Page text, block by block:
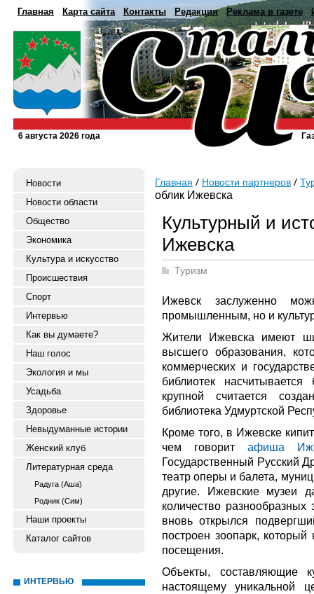
Главная Карта сайта Контакты Редакция Реклама в газете
6 августа 2026 года
Новости
Новости области
Общество
Экономика
Культура и искусство
Происшествия
Спорт
Интервью
Как вы думаете?
Наш голос
Экология и мы
Усадьба
Здоровье
Невыдуманные истории
Женский клуб
Литературная среда
Радуга (Аша)
Родник (Сим)
Наши проекты
Каталог сайтов
ИНТЕРВЬЮ
Главная Новости партнеров
облик Ижевска
Культурный и
Ижевска
Туризм
Ижевск заслуженно
промышленным, но и
Жители Ижевска имеют
высшего образования,
коммерческих и
библиотек
крупной считается
библиотека Удмуртской
Кроме того, в Ижевске
чем говорит афиша
Государственный Русский
театр оперы и балета,
другие. Ижевские музеи
количество
вновь открылся
построен зоопарк,
посещения.
Объекты, составляющие
настоящему уникальной